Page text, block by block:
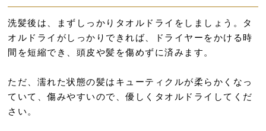
洗髪後は、まずしっかりタオルドライをしましょう。タ
オルドライがしっかりできれば、ドライヤーをかける時
間を短縮でき、頭皮や髪を傷めずに済みます。
ただ、濡れた状態の髪はキューティクルが柔らかくなっ
ていて、傷みやすいので、優しくタオルドライしてくだ
さい。